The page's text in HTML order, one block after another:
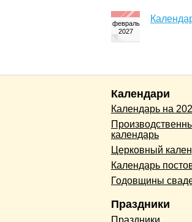
Календари
Календарь на
календарь
Церковный
Календарь
Годовщины
Праздники
Праздники